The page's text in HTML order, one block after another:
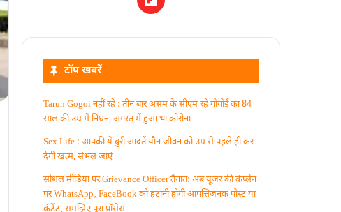
टॉप खबरें
Tarun Gogoi नहीं रहे : तीन बार असम के सीएम रहे गोगोई का 84
साल की उम्र में निधन, अगस्त में हुआ था कोरोना
Sex Life : आपकी ये बुरी आदतें याैन जीवन को उम्र से पहले ही कर
देंगी खत्म, संभल जाएं
सोशल मीडिया पर Grievance Officer तैनात: अब यूजर की कंप्लेन
पर WhatsApp‚ FaceBook को हटानी होगी आपत्तिजनक पोस्ट या
कंटेंट‚ समझिए पूरा प्रॉसेस